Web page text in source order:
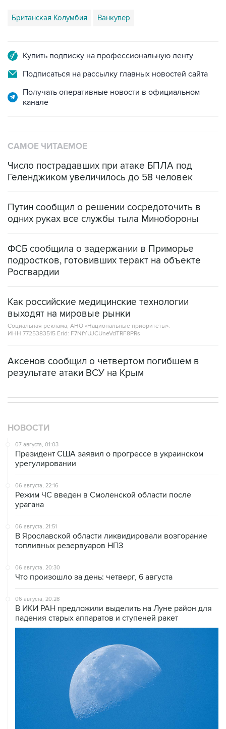
Британская Колумбия Ванкувер
Купить подписку на профессиональную ленту
Подписаться на рассылку главных новостей сайта
Получать оперативные новости в официальном
канале
САМОЕ ЧИТАЕМОЕ
Число пострадавших при атаке БПЛА под
Геленджиком увеличилось до 58 человек
Путин сообщил о решении сосредоточить в
одних руках все службы тыла Минобороны
ФСБ сообщила о задержании в Приморье
подростков, готовивших теракт на объекте
Росгвардии
Как российские медицинские технологии
выходят на мировые рынки
Социальная реклама, АНО «Национальные приоритеты».
ИНН 7725383515 Erid: F7NfYUJCUneVdTRF8PRs
Аксенов сообщил о четвертом погибшем в
результате атаки ВСУ на Крым
НОВОСТИ
07 августа, 01:03
Президент США заявил о прогрессе в украинском
урегулировании
06 августа, 22:16
Режим ЧС введен в Смоленской области после
урагана
06 августа, 21:51
В Ярославской области ликвидировали возгорание
топливных резервуаров НПЗ
06 августа, 20:30
Что произошло за день: четверг, 6 августа
06 августа, 20:28
В ИКИ РАН предложили выделить на Луне район для
падения старых аппаратов и ступеней ракет